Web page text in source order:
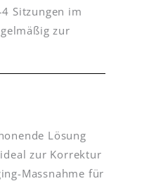
Sitzungen im
zur
Lösung
zur Korrektur
Massnahme für